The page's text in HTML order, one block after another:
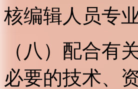
核编辑人员专
（八）配合有
必要的技术、